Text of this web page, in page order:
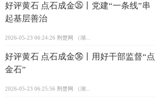
好评黄石 点石成金㉟丨党建“一条线”串
起基层善治
2026-05-23 06:24:26 荆楚网 ​（湖...
好评黄石 点石成金㊱丨用好干部监督“点
金石”
2026-05-23 06:25:56 荆楚网 ​（湖...